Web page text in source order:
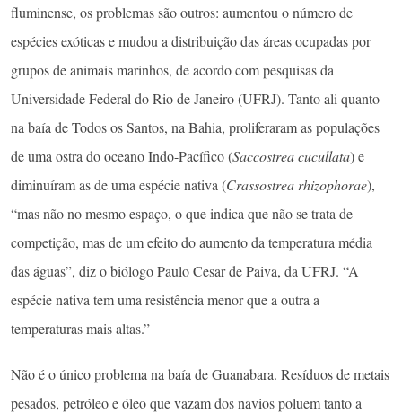
fluminense, os problemas são outros: aumentou o número de
espécies exóticas e mudou a distribuição das áreas ocupadas por
grupos de animais marinhos, de acordo com pesquisas da
Universidade Federal do Rio de Janeiro (UFRJ). Tanto ali quanto
na baía de Todos os Santos, na Bahia, proliferaram as populações
de uma ostra do oceano Indo-Pacífico (Saccostrea cucullata) e
diminuíram as de uma espécie nativa (Crassostrea rhizophorae),
“mas não no mesmo espaço, o que indica que não se trata de
competição, mas de um efeito do aumento da temperatura média
das águas”, diz o biólogo Paulo Cesar de Paiva, da UFRJ. “A
espécie nativa tem uma resistência menor que a outra a
temperaturas mais altas.”
Não é o único problema na baía de Guanabara. Resíduos de metais
pesados, petróleo e óleo que vazam dos navios poluem tanto a